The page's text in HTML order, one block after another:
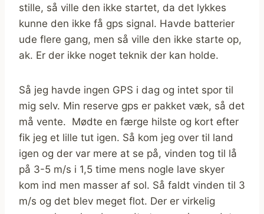
stille, så ville den ikke startet, da det lykkes
kunne den ikke få gps signal. Havde batterier
ude flere gang, men så ville den ikke starte op,
ak. Er der ikke noget teknik der kan holde.
Så jeg havde ingen GPS i dag og intet spor til
mig selv. Min reserve gps er pakket væk, så det
må vente. Mødte en færge hilste og kort efter
fik jeg et lille tut igen. Så kom jeg over til land
igen og der var mere at se på, vinden tog til lå
på 3-5 m/s i 1,5 time mens nogle lave skyer
kom ind men masser af sol. Så faldt vinden til 3
m/s og det blev meget flot. Der er virkelig